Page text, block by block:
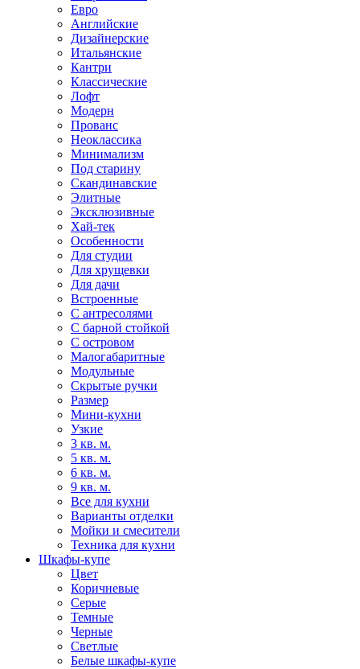
Евро
Английские
Дизайнерские
Итальянские
Кантри
Классические
Лофт
Модерн
Прованс
Неоклассика
Минимализм
Под старину
Скандинавские
Элитные
Эксклюзивные
Хай-тек
Особенности
Для студии
Для хрущевки
Для дачи
Встроенные
С антресолями
С барной стойкой
С островом
Малогабаритные
Модульные
Скрытые ручки
Размер
Мини-кухни
Узкие
3 кв. м.
5 кв. м.
6 кв. м.
9 кв. м.
Все для кухни
Варианты отделки
Мойки и смесители
Техника для кухни
Шкафы-купе
Цвет
Коричневые
Серые
Темные
Черные
Светлые
Белые шкафы-купе